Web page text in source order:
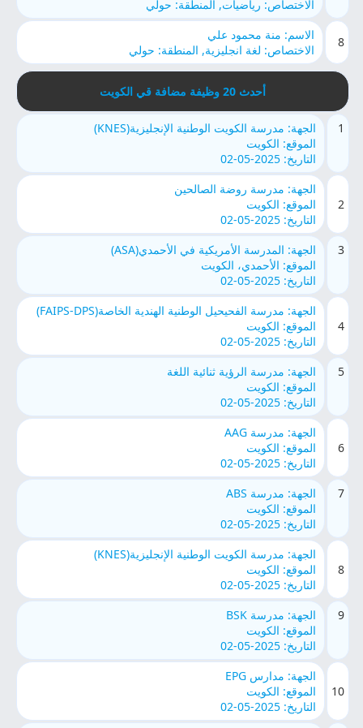
الاختصاص: رياضيات, المنطقة: حولي
8
الاسم: منة محمود علي
الاختصاص: لغة انجليزية, المنطقة: حولي
أحدث 20 وظيفة مضافة قي الكويت
1
الجهة: مدرسة الكويت الوطنية الإنجليزية(KNES)
الموقع: الكويت
التاريخ: 2025-05-02
2
الجهة: مدرسة روضة الصالحين
الموقع: الكويت
التاريخ: 2025-05-02
3
الجهة: المدرسة الأمريكية في الأحمدي(ASA)
الموقع: الأحمدي، الكويت
التاريخ: 2025-05-02
4
الجهة: مدرسة الفحيحيل الوطنية الهندية الخاصة(FAIPS-DPS)
الموقع: الكويت
التاريخ: 2025-05-02
5
الجهة: مدرسة الرؤية ثنائية اللغة
الموقع: الكويت
التاريخ: 2025-05-02
6
الجهة: مدرسة AAG
الموقع: الكويت
التاريخ: 2025-05-02
7
الجهة: مدرسة ABS
الموقع: الكويت
التاريخ: 2025-05-02
8
الجهة: مدرسة الكويت الوطنية الإنجليزية(KNES)
الموقع: الكويت
التاريخ: 2025-05-02
9
الجهة: مدرسة BSK
الموقع: الكويت
التاريخ: 2025-05-02
10
الجهة: مدارس EPG
الموقع: الكويت
التاريخ: 2025-05-02